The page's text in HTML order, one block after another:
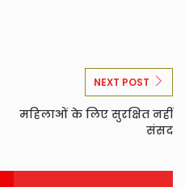
NEXT POST
महिलाओं के लिए सुरक्षित नहीं
संसद